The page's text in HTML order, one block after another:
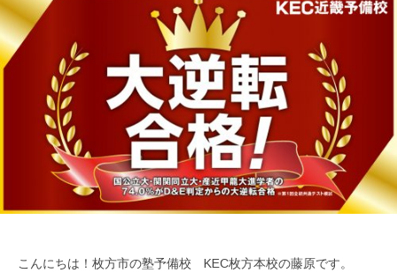
こんにちは！枚方市の塾予備校 KEC枚方本校の藤原です。